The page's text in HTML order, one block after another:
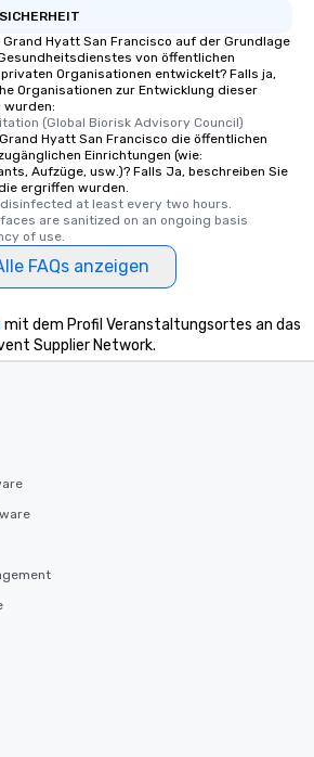
Grand Hyatt San Francisco auf der Grundlage
von öffentlichen
Organisationen entwickelt? Falls ja,
Organisationen zur Entwicklung dieser
wurden:
(Global Biorisk Advisory Council)
Hyatt San Francisco die öffentlichen
Einrichtungen (wie:
Aufzüge, usw.)? Falls Ja, beschreiben Sie
ergriffen wurden.
disinfected at least every two hours.
are sanitized on an ongoing basis
of use.
FAQs anzeigen
mit dem Profil Veranstaltungsortes an das
Supplier Network.